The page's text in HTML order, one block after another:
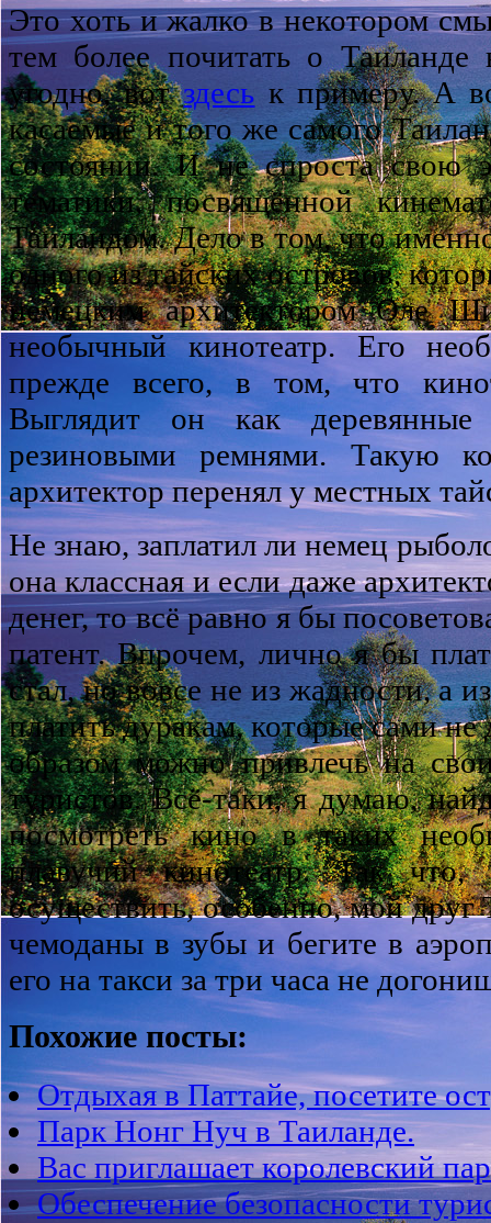
Это хоть и жалко в некотором
тем более почитать о
угодно, вотздесь к примеру. А
касаемые и того же самого
состоянии. И не спроста свою
тематики, посвящённой
Таиландом. Дело в том, что
одного из тайских островов,
немецким архитектором Оле
необычный кинотеатр. Его
прежде всего, в том, что
Выглядит он как деревянные
резиновыми ремнями. Такую
архитектор перенял у местных
Не знаю, заплатил ли немец
она классная и если даже
денег, то всё равно я бы
патент. Впрочем, лично я бы
стал, но вовсе не из жадности, а
платить дуракам, которые сами
образом можно привлечь на
туристов. Всё-таки, я думаю,
посмотреть кино в таких
плавучий кинотеатр. Так
осуществить, особенно, мой друг
чемоданы в зубы и бегите в
его на такси за три часа не
Похожие посты:
Отдыхая в Паттайе, посетите
Парк Нонг Нуч в Таиланде.
Вас приглашает королевский
Обеспечение безопасности